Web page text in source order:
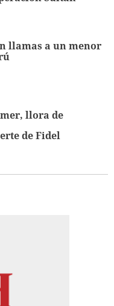
llamas a un menor
llora de
de Fidel